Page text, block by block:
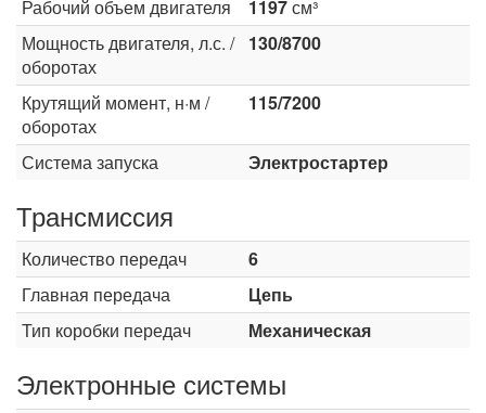
Рабочий объем двигателя 1197см³
Мощность двигателя, л.с. /
оборотах
130/8700
Крутящий момент, н·м /
оборотах
115/7200
Система запуска Электростартер
Трансмиссия
Количество передач
6
Главная передача
Цепь
Тип коробки передач
Механическая
Электронные системы